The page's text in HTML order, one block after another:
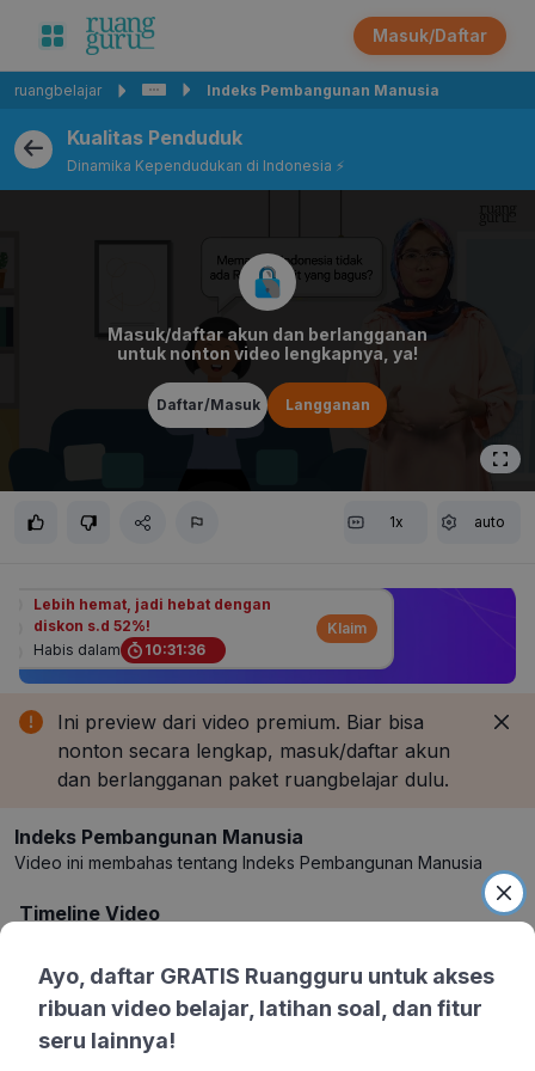
Masuk/Daftar
ruangbelajar Indeks Pembangunan Manusia
Kualitas Penduduk
Dinamika Kependudukan di Indonesia ⚡️
Masuk/daftar akun dan berlangganan
untuk nonton video lengkapnya, ya!
Daftar/Masuk Langganan
1x auto
Lebih hemat, jadi hebat dengan
diskon s.d 52%!
Habis dalam
10:31:36
Klaim
Ini preview dari video premium. Biar bisa
nonton secara lengkap, masuk/daftar akun
dan berlangganan paket ruangbelajar dulu.
Indeks Pembangunan Manusia
Video ini membahas tentang Indeks Pembangunan Manusia
Timeline Video
Definisi Indeks Pembangunan Manusia
Angka Harapan Hidup 02:58
Ayo, daftar GRATIS Ruangguru untuk akses
ribuan video belajar, latihan soal, dan fitur
seru lainnya!